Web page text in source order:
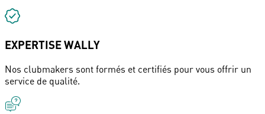
EXPERTISE WALLY
Nos clubmakers sont formés et certifiés pour vous offrir un
service de qualité.